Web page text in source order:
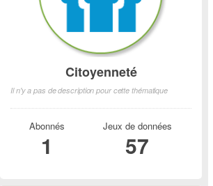
Citoyenneté
Il n'y a pas de description pour cette thématique
Abonnés
1
Jeux de données
57